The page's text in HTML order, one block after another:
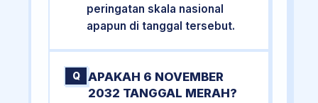
peringatan skala nasional
apapun di tanggal tersebut.
Q
APAKAH 6 NOVEMBER
2032 TANGGAL MERAH?